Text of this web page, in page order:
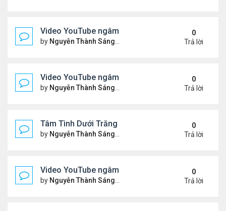
Video YouTube ngâm bài Thơ Nhạc Lục Bát "Để
by Nguyễn Thành Sáng Thứ 7 Tháng 5 16, 2026 10:35
0
Trả lời
Video YouTube ngâm bài thơ nhạc lục bát "Em Đi
by Nguyễn Thành Sáng Thứ 5 Tháng 5 14, 2026 7:20
0
Trả lời
Tâm Tình Dưới Trăng
by Nguyễn Thành Sáng Thứ 3 Tháng 5 12, 2026 3:15
0
Trả lời
Video YouTube ngâm bài thơ nhạc lục bát "Em Có
by Nguyễn Thành Sáng Thứ 7 Tháng 5 02, 2026 10:15
0
Trả lời